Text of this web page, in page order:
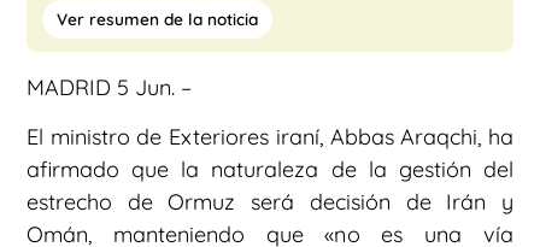
Ver resumen de la noticia
MADRID 5 Jun. –
El ministro de Exteriores iraní, Abbas Araqchi, ha
afirmado que la naturaleza de la gestión del
estrecho de Ormuz será decisión de Irán y
Omán, manteniendo que «no es una vía